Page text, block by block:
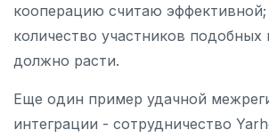
кооперацию считаю
количество участников подобных
должно расти.
Еще один пример удачной
интеграции - сотрудничество